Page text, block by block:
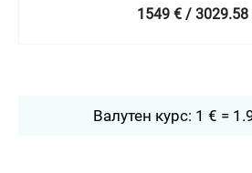
Валутен курс: 1 € =